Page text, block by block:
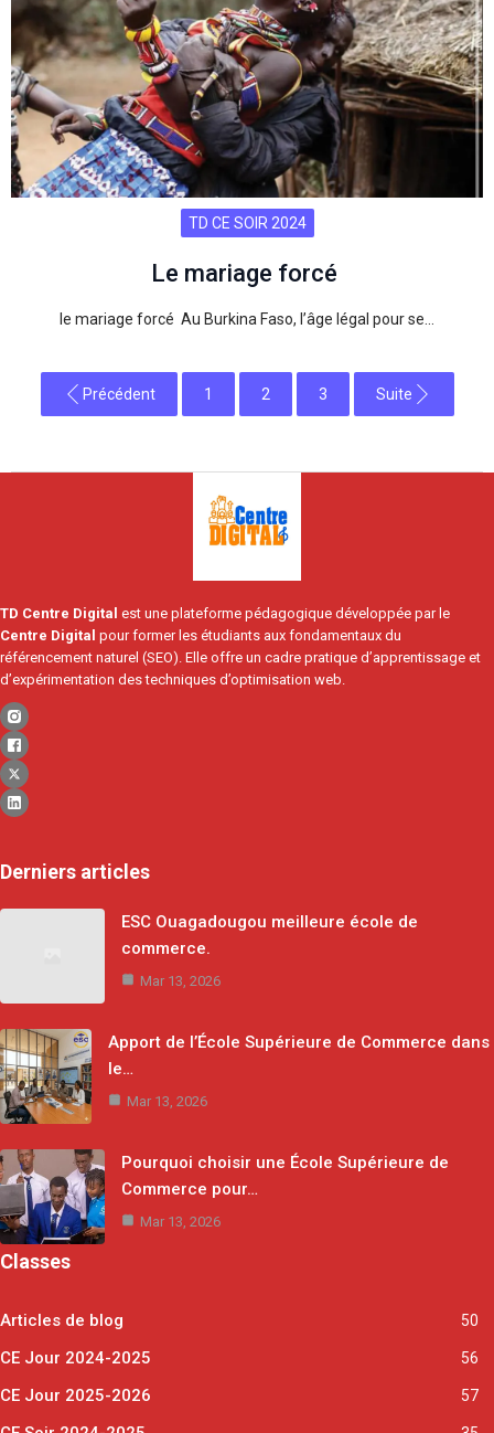
TD CE SOIR 2024
Le mariage forcé
le mariage forcé Au Burkina Faso, l’âge légal pour se…
Précédent 1 2 3 Suite
TD Centre Digital est une plateforme pédagogique développée par le
Centre Digital pour former les étudiants aux fondamentaux du
référencement naturel (SEO). Elle offre un cadre pratique d’apprentissage et
d’expérimentation des techniques d’optimisation web.
Derniers articles
ESC Ouagadougou meilleure école de
commerce.
Mar 13, 2026
Apport de l’École Supérieure de Commerce dans
le…
Mar 13, 2026
Pourquoi choisir une École Supérieure de
Commerce pour…
Mar 13, 2026
Classes
Articles de blog 50
CE Jour 2024-2025 56
CE Jour 2025-2026 57